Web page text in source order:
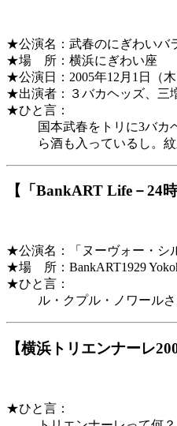
★公演名：武春のにぎわいバ
★場 所：横浜にぎわい座
★公演日：2005年12月1日（木
★出演者：３バカヘッズ、三
★ひと言：
国本武春をトリに3バ
ら酒も入っているし。
【「BankART Life－24
★公演名：「ヌーヴォー・シ
★場 所：BankART1929
★ひと言：
ル・クプル・ノワール
【横浜トリエンナーレ
★ひと言：